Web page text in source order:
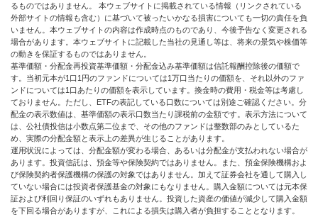
るものではありません。 本ウェブサイトに掲載されている情報（リンクされている
外部サイトの情報も含む）に基づいて被ったいかなる損害についても一切の責任を負
いません。本ウェブサイトの内容は作成時点のものであり、今後予告なく変更される
場合があります。本ウェブサイトに記載した当社の見通し等は、将来の景気や株価等
の動きを保証するものではありません。
基準価額・分配金再投資基準価額・分配金込み基準価額は信託報酬控除後の価額で
す。当初元本が1口1円のファンドについては1万口当たりの価額を、それ以外のファ
ンドについては1口あたりの価額を表示しています。換金時の費用・税金等は考慮し
ておりません。ただし、ETFの表記している口数については別途ご確認ください。分
配金の表示数値は、基準価額の表示口数当たり課税前の金額です。表示方法について
は、公社債投信は小数点第二位まで、その他のファンドは整数部のみとしているた
め、実際の分配金額と表示上の差異が生じることがあります。
運用状況によっては、分配金額が変わる場合、あるいは分配金が支払われない場合が
あります。投資信託は、預金等や保険契約ではありません。また、預金保険機構およ
び保険契約者保護機構の保護の対象ではありません。加えて証券会社を通して購入し
ていない場合には投資者保護基金の対象にもなりません。購入金額については元本保
証および利回り保証のいずれもありません。投資した資産の価値が減少して購入金額
を下回る場合がありますが、これによる損失は購入者が負担することとなります。